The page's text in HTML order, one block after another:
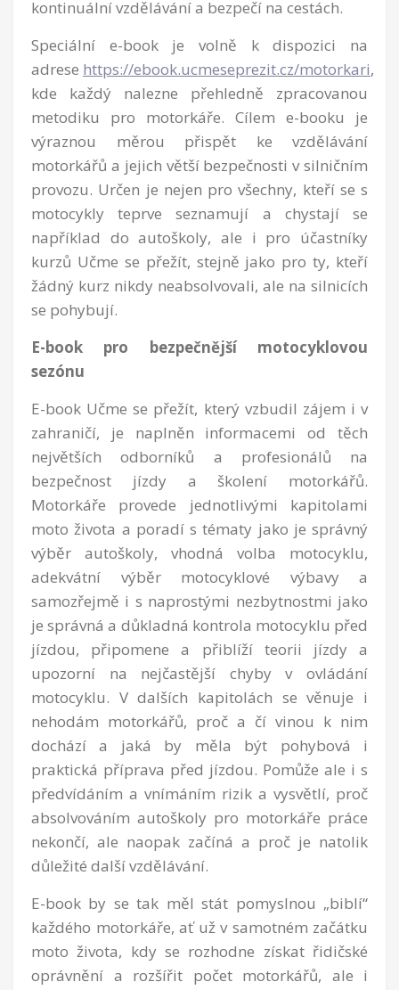
kontinuální vzdělávání a bezpečí na cestách.
Speciální e-book je volně k dispozici na
adrese https://ebook.ucmeseprezit.cz/motorkari,
kde každý nalezne přehledně zpracovanou
metodiku pro motorkáře. Cílem e-booku je
výraznou měrou přispět ke vzdělávání
motorkářů a jejich větší bezpečnosti v silničním
provozu. Určen je nejen pro všechny, kteří se s
motocykly teprve seznamují a chystají se
například do autoškoly, ale i pro účastníky
kurzů Učme se přežít, stejně jako pro ty, kteří
žádný kurz nikdy neabsolvovali, ale na silnicích
se pohybují.
E-book pro bezpečnější motocyklovou
sezónu
E-book Učme se přežít, který vzbudil zájem i v
zahraničí,
je naplněn informacemi od těch
největších
odborníků
a profesionálů na
bezpečnost jízdy a školení motorkářů.
Motorkáře provede jednotlivými kapitolami
moto života a poradí s tématy jako je správný
výběr autoškoly, vhodná volba motocyklu,
adekvátní výběr motocyklové výbavy a
samozřejmě i s naprostými nezbytnostmi jako
je správná a důkladná kontrola motocyklu před
jízdou, připomene a přiblíží teorii jízdy a
upozorní na nejčastější chyby v ovládání
motocyklu. V dalších kapitolách se věnuje i
nehodám motorkářů, proč a čí vinou k nim
dochází a jaká by měla být pohybová i
praktická příprava před jízdou. Pomůže ale i s
předvídáním a vnímáním rizik a vysvětlí, proč
absolvováním autoškoly pro motorkáře práce
nekončí, ale naopak začíná a proč je natolik
důležité další vzdělávání.
E-book by se tak měl stát pomyslnou „biblí“
každého motorkáře, ať už v samotném začátku
moto života, kdy se rozhodne získat řidičské
oprávnění a rozšířit počet motorkářů, ale i